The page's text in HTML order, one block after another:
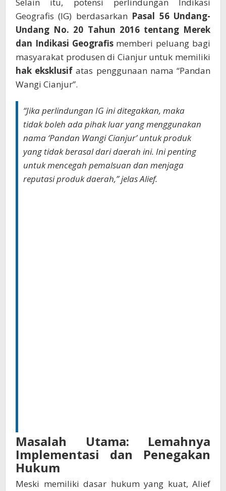
Selain itu, potensi perlindungan Indikasi
Geografis (IG) berdasarkan Pasal 56 Undang-
Undang No. 20 Tahun 2016 tentang Merek
dan Indikasi Geografismemberi peluang bagi
masyarakat produsen di Cianjur untuk memiliki
hak eksklusif atas penggunaan nama “Pandan
Wangi Cianjur”.
“Jika perlindungan IG ini ditegakkan, maka
tidak boleh ada pihak luar yang menggunakan
nama ‘Pandan Wangi Cianjur’ untuk produk
yang tidak berasal dari daerah ini. Ini penting
untuk mencegah pemalsuan dan menjaga
reputasi produk daerah,” jelas Alief.
Masalah Utama: Lemahnya
Implementasi dan Penegakan
Hukum
Meski memiliki dasar hukum yang kuat, Alief